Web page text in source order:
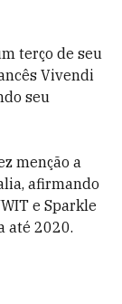
terço de seu
Vivendi
seu
menção a
afirmando
e Sparkle
até 2020.